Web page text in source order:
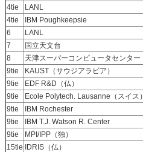
4tie
LANL
4tie
IBM Poughkeepsie
6
LANL
7
国立天文台
8
天津スーパーコンピュータセンター
9tie
KAUST（サウジアラビア）
9tie
EDF R&D（仏）
9tie
Ecole Polytech. Lausanne（スイス）
9tie
IBM Rochester
9tie
IBM T.J. Watson R. Center
9tie
MPI/IPP（独）
15tie
IDRIS（仏）